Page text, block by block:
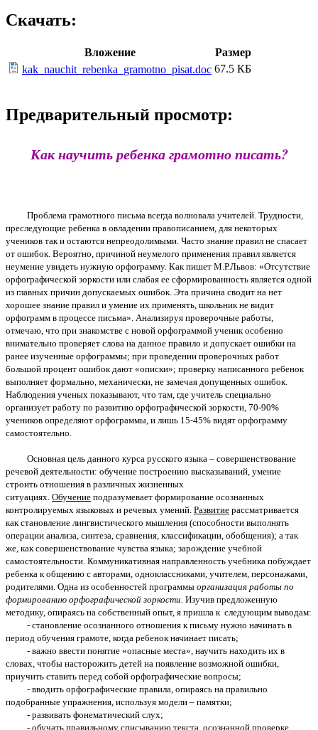
Скачать:
Вложение
Размер
kak_nauchit_rebenka_gramotno_pisat.doc 67.5 КБ
Предварительный просмотр:
Как научить ребенка грамотно писать?
Проблема грамотного письма всегда волновала учителей. Трудности,
преследующие ребенка в овладении правописанием, для некоторых
учеников так и остаются непреодолимыми. Часто знание правил не спасает
от ошибок. Вероятно, причиной неумелого применения правил является
неумение увидеть нужную орфограмму. Как пишет М.Р.Львов: «Отсутствие
орфографической зоркости или слабая ее сформированность является одной
из главных причин допускаемых ошибок. Эта причина сводит на нет
хорошее знание правил и умение их применять, школьник не видит
орфограмм в процессе письма». Анализируя проверочные работы,
отмечаю, что при знакомстве с новой орфограммой ученик особенно
внимательно проверяет слова на данное правило и допускает ошибки на
ранее изученные орфограммы; при проведении проверочных работ
большой процент ошибок дают «описки»; проверку написанного ребенок
выполняет формально, механически, не замечая допущенных ошибок.
Наблюдения ученых показывают, что там, где учитель специально
организует работу по развитию орфографической зоркости, 70-90%
учеников определяют орфограммы, и лишь 15-45% видят орфограмму
самостоятельно.
Основная цель данного курса русского языка – совершенствование
речевой деятельности: обучение построению высказываний, умение
строить отношения в различных жизненных
ситуациях. Обучение подразумевает формирование осознанных
контролируемых языковых и речевых умений. Развитие рассматривается
как становление лингвистического мышления (способности выполнять
операции анализа, синтеза, сравнения, классификации, обобщения); а так
же, как совершенствование чувства языка; зарождение учебной
самостоятельности. Коммуникативная направленность учебника побуждает
ребенка к общению с авторами, одноклассниками, учителем, персонажами,
родителями. Одна из особенностей программы организация работы по
формированию орфографической зоркости. Изучив предложенную
методику, опираясь на собственный опыт, я пришла к следующим выводам:
- становление осознанного отношения к письму нужно начинать в
период обучения грамоте, когда ребенок начинает писать;
- важно ввести понятие «опасные места», научить находить их в
словах, чтобы насторожить детей на появление возможной ошибки,
приучить ставить перед собой орфографические вопросы;
- вводить орфографические правила, опираясь на правильно
подобранные упражнения, используя модели – памятки;
- развивать фонематический слух;
- обучать правильному списыванию текста, осознанной проверке